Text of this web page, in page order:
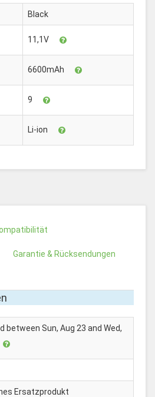
Black
11,1V
6600mAh
9
Li-ion
Garantie & Rücksendungen
between Sun, Aug 23 and Wed,
Ersatzprodukt